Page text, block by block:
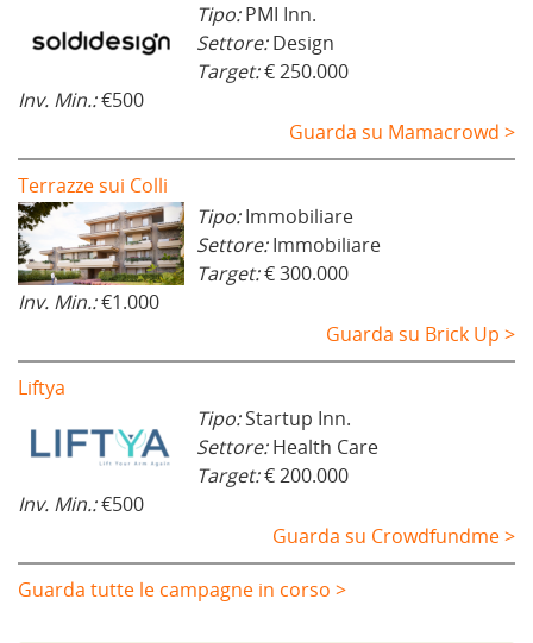
Tipo:PMI Inn.
Settore:Design
Target:€ 250.000
Inv. Min.:€500
Guarda su Mamacrowd >
Terrazze sui Colli
Tipo:Immobiliare
Settore:Immobiliare
Target:€ 300.000
Inv. Min.:€1.000
Guarda su Brick Up >
Liftya
Tipo:Startup Inn.
Settore:Health Care
Target:€ 200.000
Inv. Min.:€500
Guarda su Crowdfundme >
Guarda tutte le campagne in corso >